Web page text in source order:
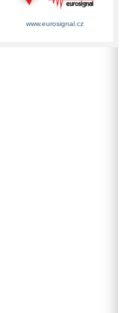
www.eurosignal.cz